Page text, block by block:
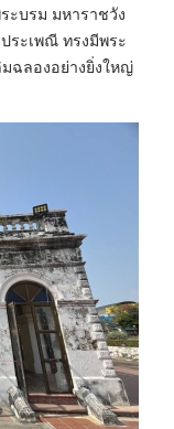
ะบรม มหาราชวัง
ระเพณี ทรงมีพระ
ฉลองอย่างยิ่งใหญ่